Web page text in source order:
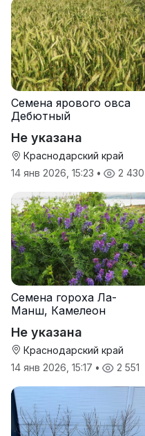
Семена ярового овса
Дебютный
Не указана
Краснодарский край
14 янв 2026, 15:23 • 2 430
Семена гороха Ла-
Манш, Камелеон
Не указана
Краснодарский край
14 янв 2026, 15:17 • 2 551